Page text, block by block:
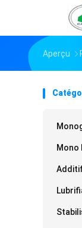
Aperçu
Mono
Additif